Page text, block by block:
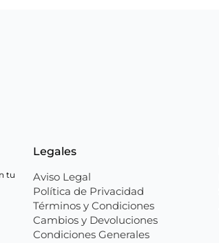
tu
Legales
Aviso Legal
Política de Privacidad
Términos y Condiciones
Cambios y Devoluciones
Condiciones Generales